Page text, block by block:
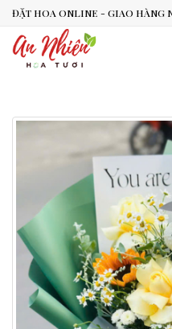
Chào bạn, mình có thể hỗ trợ
Bạn có thể để lại yêu cầu,